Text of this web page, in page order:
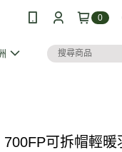
0
可拆帽輕暖